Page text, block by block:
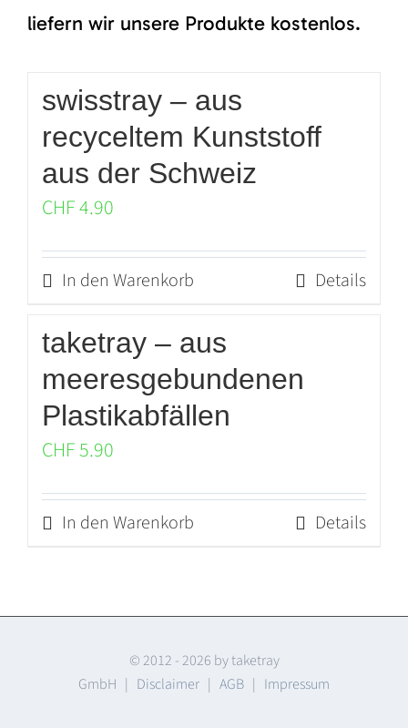
liefern wir unsere Produkte kostenlos.
swisstray – aus
recyceltem Kunststoff
aus der Schweiz
CHF4.90
In den Warenkorb Details
taketray – aus
meeresgebundenen
Plastikabfällen
CHF5.90
In den Warenkorb Details
© 2012 - 2026 by taketray
GmbH | Disclaimer | AGB | Impressum